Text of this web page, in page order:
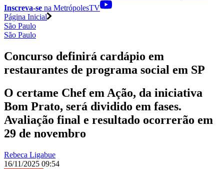
Inscreva-se na MetrópolesTV
Página Inicial
São Paulo
São Paulo
Concurso definirá cardápio em
restaurantes de programa social em SP
O certame Chef em Ação, da iniciativa
Bom Prato, será dividido em fases.
Avaliação final e resultado ocorrerão em
29 de novembro
Rebeca Ligabue
16/11/2025 09:54